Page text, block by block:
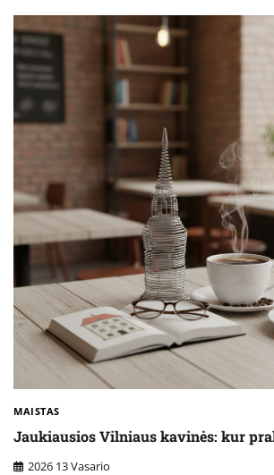
MAISTAS
Jaukiausios Vilniaus kavinės: kur
2026 13 Vasario